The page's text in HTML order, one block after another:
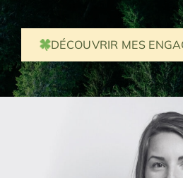
DÉCOUVRIR MES